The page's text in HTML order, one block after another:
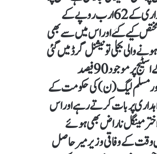
ہمیں افسوس ہے۔ انہوں نے کہا کہ نواز شریف کے دور میں پاک چین اقتصادی راہداری کے 62 ارب روپے کے
بلوچستان کے لیے مختص کیے گئے اور اس میں سے بھی
بجلی تو نیشنل گرڈ میں گئی
جس کا صوبے کو کوئی فائدہ نہیں ہوا۔ لیاقت شاہوانی کے مطابق پی ڈی ایم کے جلسے کے اسٹیج پر موجود 90 فیصد
سی پیک اور مسلم لیگ (ن) کی حکومت کے
پر بات کرتے رہے اور اس
ناراض بھی ہوئے
کے وفاقی وزیر میر حاصل